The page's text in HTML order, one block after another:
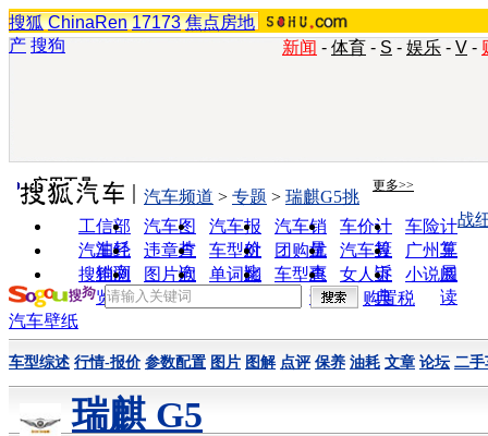
搜狐 ChinaRen 17173 焦点房地
产 搜狗 新闻 - 体育 - S - 娱乐 - V -
实用工具 更多>>
工信部
油耗
汽车图
片
汽车报
价
汽车销
量
车价计
算
车险计
算
汽车经
销商
违章查
询
车型对
比
团购优
惠
汽车投
诉
广州车
展
搜狗浏
览器
图片欣
赏
单词翻
车型查
询
女人宝
典
小说阅
读
汽车频道 > 专题 > 瑞麒G5挑
战
购置税
汽车壁纸
车型综述 行情-报价 参数配置 图片 图解 点评 保养 油耗 文章 论坛 二手
瑞麒 G5